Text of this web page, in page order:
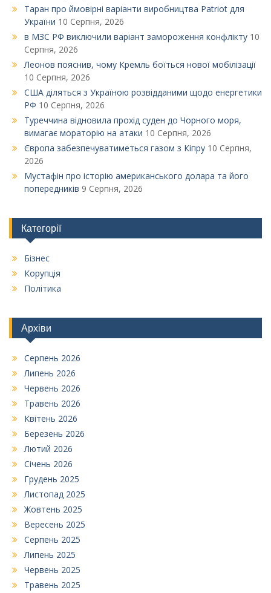
Таран про ймовірні варіанти виробництва Patriot для
України 10 Серпня, 2026
в МЗС РФ виключили варіант замороження конфлікту 10
Серпня, 2026
Леонов пояснив, чому Кремль боїться нової мобілізації
10 Серпня, 2026
США діляться з Україною розвідданими щодо енергетики
РФ 10 Серпня, 2026
Туреччина відновила прохід суден до Чорного моря,
вимагає мораторію на атаки 10 Серпня, 2026
Європа забезпечуватиметься газом з Кіпру 10 Серпня,
2026
Мустафін про історію американського долара та його
попередників 9 Серпня, 2026
Категорії
Бізнес
Корупція
Політика
Архіви
Серпень 2026
Липень 2026
Червень 2026
Травень 2026
Квітень 2026
Березень 2026
Лютий 2026
Січень 2026
Грудень 2025
Листопад 2025
Жовтень 2025
Вересень 2025
Серпень 2025
Липень 2025
Червень 2025
Травень 2025